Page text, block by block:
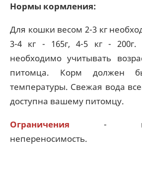
Нормы кормления:
Для кошки весом 2-3 кг
3-4 кг - 165г, 4-5 кг -
необходимо учитывать
питомца. Корм должен
температуры. Свежая вода
доступна вашему питомцу.
Ограничения -
непереносимость.